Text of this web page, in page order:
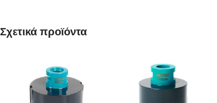
Σχετικά προϊόντα